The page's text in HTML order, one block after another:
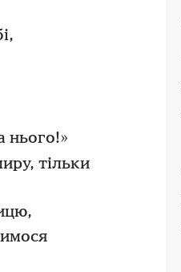
нього!»
тільки